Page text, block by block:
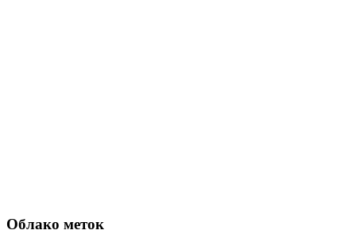
Облако меток